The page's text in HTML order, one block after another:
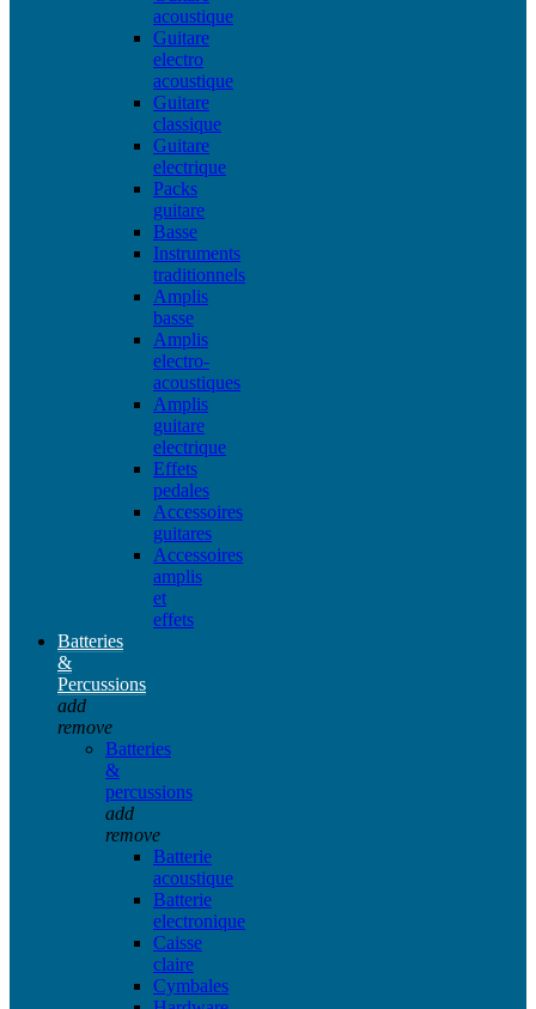
acoustique
Guitare
electro
acoustique
Guitare
classique
Guitare
electrique
Packs
guitare
Basse
Instruments
traditionnels
Amplis
basse
Amplis
electro-
acoustiques
Amplis
guitare
electrique
Effets
pedales
Accessoires
guitares
Accessoires
amplis
et
effets
Batteries
&
Percussions
add
remove
Batteries
&
percussions
add
remove
Batterie
acoustique
Batterie
electronique
Caisse
claire
Cymbales